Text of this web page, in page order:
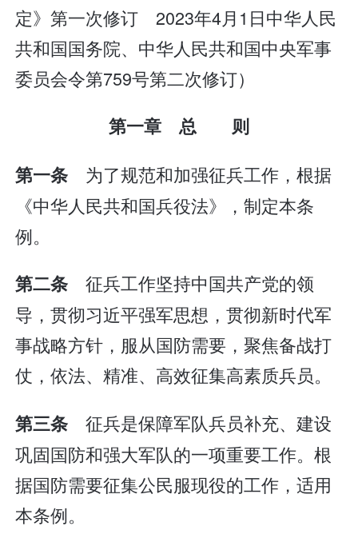
定》第一次修订 2023年4月1日中华人民
共和国国务院、中华人民共和国中央军事
委员会令第759号第二次修订）
第一章 总 则
第一条 为了规范和加强征兵工作，根据
《中华人民共和国兵役法》，制定本条
例。
第二条 征兵工作坚持中国共产党的领
导，贯彻习近平强军思想，贯彻新时代军
事战略方针，服从国防需要，聚焦备战打
仗，依法、精准、高效征集高素质兵员。
第三条 征兵是保障军队兵员补充、建设
巩固国防和强大军队的一项重要工作。根
据国防需要征集公民服现役的工作，适用
本条例。